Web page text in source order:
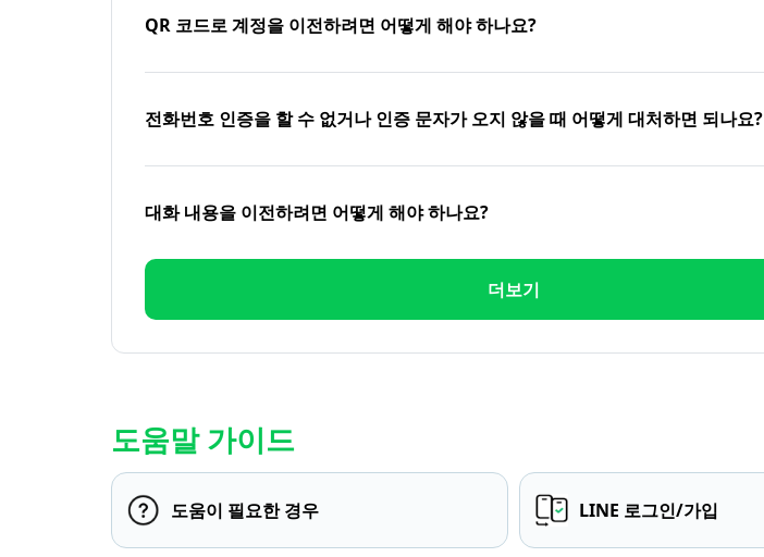
QR 코드로 계정을 이전하려면 어떻게 해야 하나요?
전화번호 인증을 할 수 없거나 인증 문자가 오지 않을 때 어떻게 대처하면 되나요?
대화 내용을 이전하려면 어떻게 해야 하나요?
더보기
도움말 가이드
도움이 필요한 경우 LINE 로그인/가입